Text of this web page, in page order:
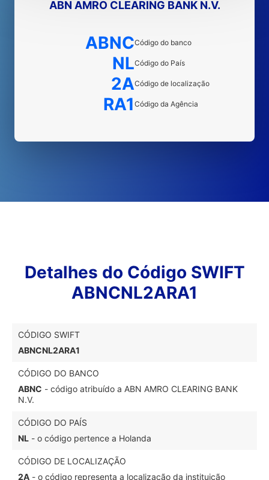
ABN AMRO CLEARING BANK N.V.
ABNCCódigo do banco
NLCódigo do País
2ACódigo de localização
RA1 Código da Agência
Detalhes do Código SWIFT
ABNCNL2ARA1
CÓDIGO SWIFT
ABNCNL2ARA1
CÓDIGO DO BANCO
ABNC - código atribuído a ABN AMRO CLEARING BANK
N.V.
CÓDIGO DO PAÍS
NL - o código pertence a Holanda
CÓDIGO DE LOCALIZAÇÃO
2A - o código representa a localização da instituição